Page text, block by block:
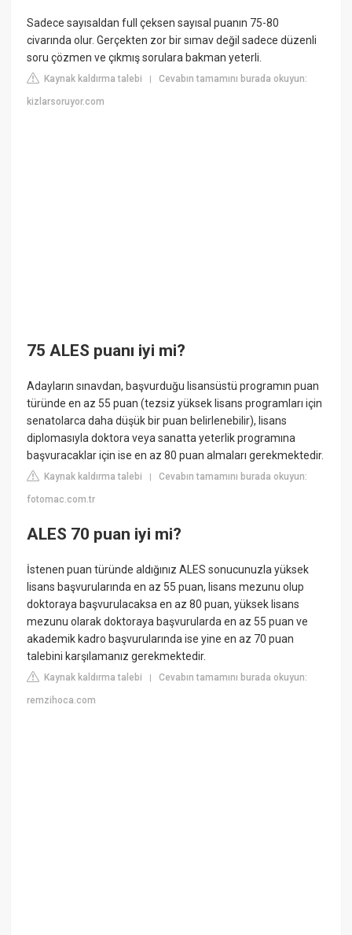
Sadece sayısaldan full çeksen sayısal puanın 75-80
civarında olur. Gerçekten zor bir sımav değil sadece düzenli
soru çözmen ve çıkmış sorulara bakman yeterli.
Kaynak kaldırma talebi |Cevabın tamamını burada okuyun:
kizlarsoruyor.com
75 ALES puanı iyi mi?
Adayların sınavdan, başvurduğu lisansüstü programın puan
türünde en az 55 puan (tezsiz yüksek lisans programları için
senatolarca daha düşük bir puan belirlenebilir), lisans
diplomasıyla doktora veya sanatta yeterlik programına
başvuracaklar için ise en az 80 puan almaları gerekmektedir.
Kaynak kaldırma talebi |Cevabın tamamını burada okuyun:
fotomac.com.tr
ALES 70 puan iyi mi?
İstenen puan türünde aldığınız ALES sonucunuzla yüksek
lisans başvurularında en az 55 puan, lisans mezunu olup
doktoraya başvurulacaksa en az 80 puan, yüksek lisans
mezunu olarak doktoraya başvurularda en az 55 puan ve
akademik kadro başvurularında ise yine en az 70 puan
talebini karşılamanız gerekmektedir.
Kaynak kaldırma talebi |Cevabın tamamını burada okuyun:
remzihoca.com